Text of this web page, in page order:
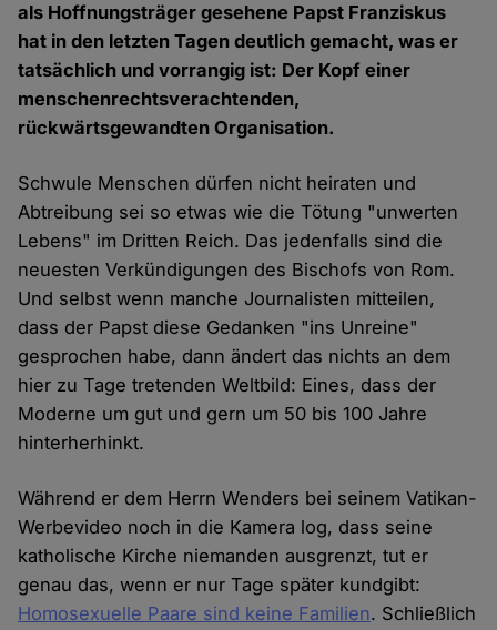
als Hoffnungsträger gesehene Papst Franziskus
hat in den letzten Tagen deutlich gemacht, was er
tatsächlich und vorrangig ist: Der Kopf einer
menschenrechtsverachtenden,
rückwärtsgewandten Organisation.
Schwule Menschen dürfen nicht heiraten und
Abtreibung sei so etwas wie die Tötung "unwerten
Lebens" im Dritten Reich. Das jedenfalls sind die
neuesten Verkündigungen des Bischofs von Rom.
Und selbst wenn manche Journalisten mitteilen,
dass der Papst diese Gedanken "ins Unreine"
gesprochen habe, dann ändert das nichts an dem
hier zu Tage tretenden Weltbild: Eines, dass der
Moderne um gut und gern um 50 bis 100 Jahre
hinterherhinkt.
Während er dem Herrn Wenders bei seinem Vatikan-
Werbevideo noch in die Kamera log, dass seine
katholische Kirche niemanden ausgrenzt, tut er
genau das, wenn er nur Tage später kundgibt:
Homosexuelle Paare sind keine Familien. Schließlich